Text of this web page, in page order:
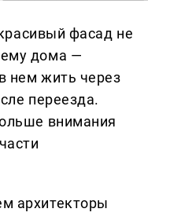
фасад не
дома —
нем жить через
переезда.
внимания
архитекторы